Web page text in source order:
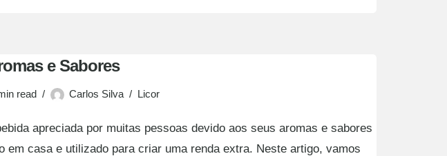
e Sabores
read Carlos Silva Licor
apreciada por muitas pessoas devido aos seus aromas e sabores
em casa e utilizado para criar uma renda extra. Neste artigo, vamos